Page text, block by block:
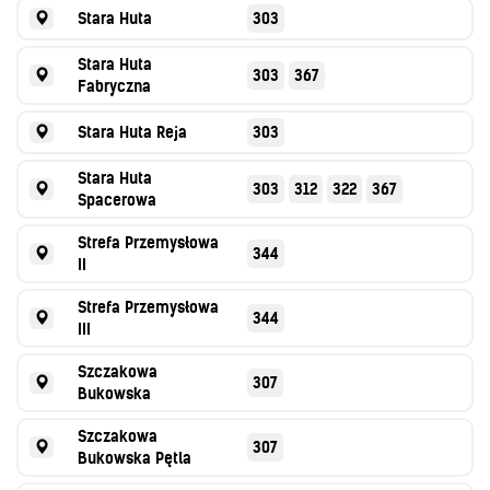
Stara Huta 303
Stara Huta
Fabryczna
303 367
Stara Huta Reja 303
Stara Huta
Spacerowa
303 312 322 367
Strefa Przemysłowa
II
344
Strefa Przemysłowa
III
344
Szczakowa
Bukowska
307
Szczakowa
Bukowska Pętla
307